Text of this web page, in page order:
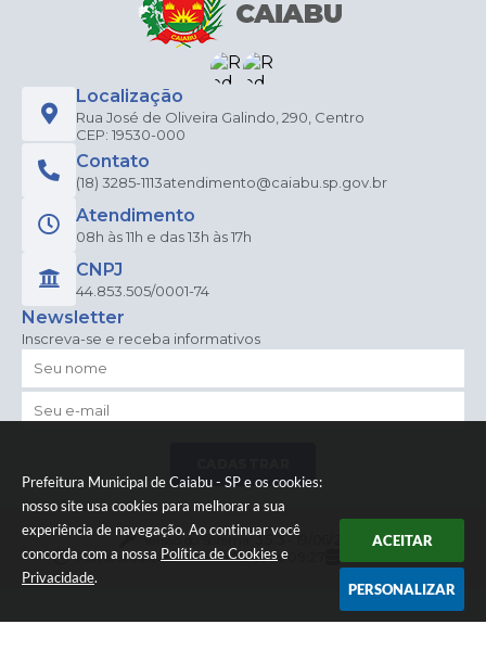
Prefeitura Municipal de Caiabu - SP e os cookies:
nosso site usa cookies para melhorar a sua
experiência de navegação. Ao continuar você
concorda com a nossa Política de Cookies e
Privacidade.
ACEITAR
PERSONALIZAR
Localização
Rua José de Oliveira Galindo, 290, Centro
CEP: 19530-000
Contato
(18) 3285-1113atendimento@caiabu.sp.gov.br
Atendimento
08h às 11h e das 13h às 17h
CNPJ
44.853.505/0001-74
Newsletter
Inscreva-se e receba informativos
Versão do Sistema:3.5.3 - 19/06/2026
Portal atualizado em:07/08/2026 09:27